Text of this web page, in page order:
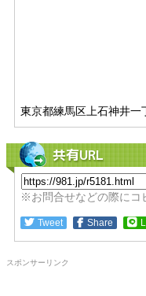
東京都練馬区上石神井一
共有URL
※お問合せなどの際にコ
Tweet Share
スポンサーリンク